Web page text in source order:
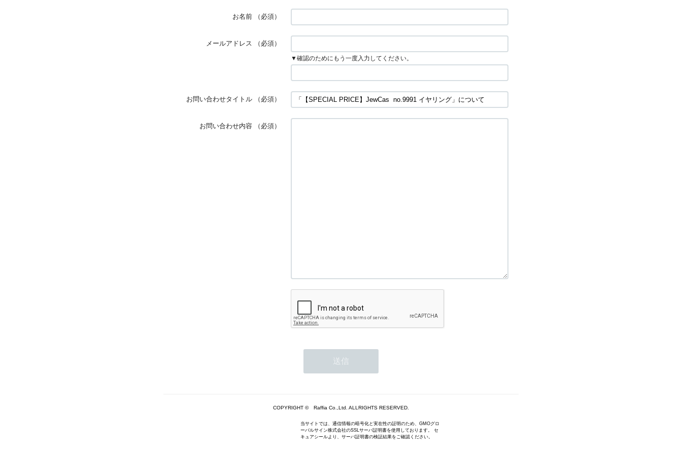
お名前 （必須）
メールアドレス （必須）
▼確認のためにもう一度入力してください。
お問い合わせタイトル （必須）
お問い合わせ内容 （必須）
COPYRIGHT © Raffia Co.,Ltd. ALLRIGHTS RESERVED.
当サイトでは、通信情報の暗号化と実在性の証明のため、GMOグロ
ーバルサイン株式会社のSSLサーバ証明書を使用しております。 セ
キュアシールより、サーバ証明書の検証結果をご確認ください。